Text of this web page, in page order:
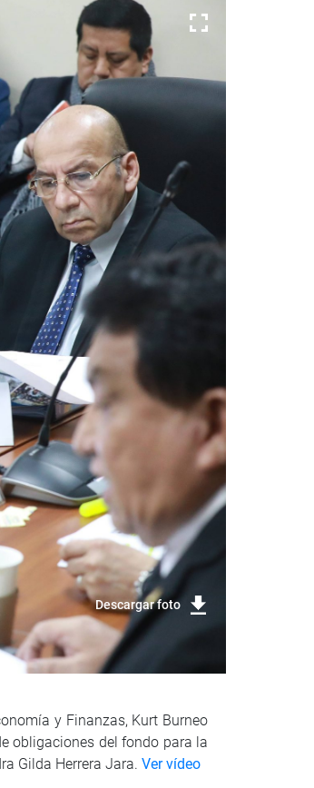
Descargar foto
y Finanzas, Kurt Burneo
obligaciones del fondo para la
Gilda Herrera Jara. Ver vídeo